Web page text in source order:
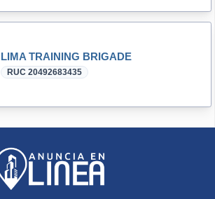
LIMA TRAINING BRIGADE
RUC 20492683435